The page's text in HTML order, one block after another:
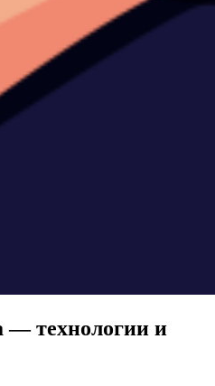
— технологии и